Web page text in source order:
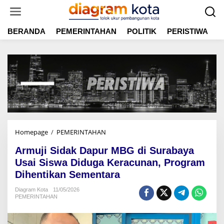
t
BERANDA PEMERINTAHAN POLITIK PERISTIWA
Homepage / PEMERINTAHAN
m
u
i
a
Armuji Sidak Dapur MBG di Surabaya
Usai Siswa Diduga Keracunan, Program
Dihentikan Sementara
Diagram Kota
11/05/2026
PEMERINTAHAN